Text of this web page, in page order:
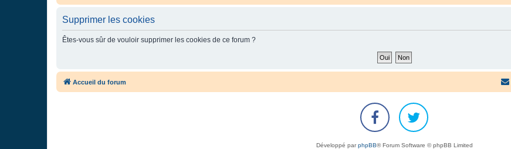
Supprimer les cookies
Êtes-vous sûr de vouloir supprimer les cookies de ce forum ?
Accueil du forum
Développé parphpBB® Forum Software © phpBB Limited